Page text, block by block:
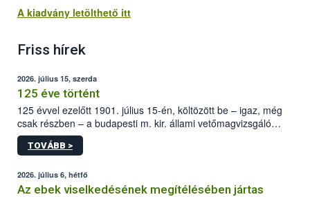
A kiadvány letölthető itt
Friss hírek
2026. július 15, szerda
125 éve történt
125 évvel ezelőtt 1901. július 15-én, költözött be – igaz, még
csak részben – a budapesti m. kir. állami vetőmagvizsgáló
állomás a Kis Rókus utca 15. szám alatti, Czigler Győző által
tervezett új épületébe.
TOVÁBB >
2026. július 6, hétfő
Az ebek viselkedésének megítélésében jártas